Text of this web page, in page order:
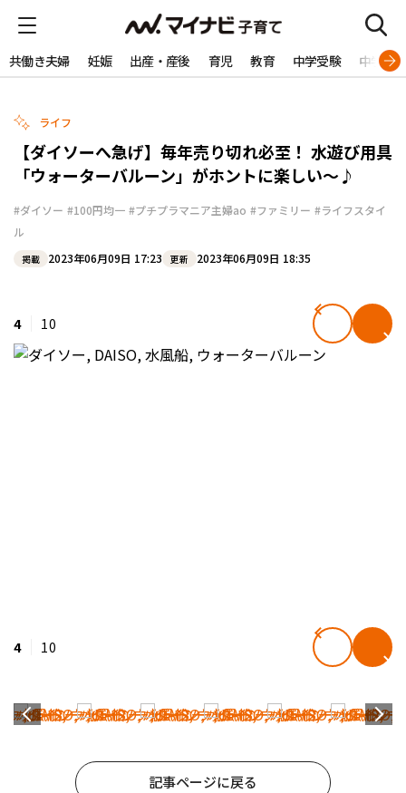
共働き夫婦 妊娠 出産・産後 育児 教育 中学受験 中学生
ライフ
【ダイソーへ急げ】毎年売り切れ必至！ 水遊び用具
「ウォーターバルーン」がホントに楽しい～♪
#ダイソー #100円均一 #プチプラマニア主婦ao #ファミリー #ライフスタイ
ル
掲載 2023年06月09日 17:23 更新 2023年06月09日 18:35
4 10
4 10
記事ページに戻る